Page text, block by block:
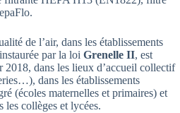
de l’air, dans les établissements
par la loi Grenelle II, est
2018, dans les lieux d’accueil collectif
dans les établissements
(écoles maternelles et primaires) et
les collèges et lycées.